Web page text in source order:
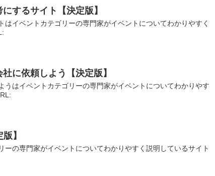
するサイト【決定版】
イベントカテゴリーの専門家がイベントについてわかりやすく
に依頼しよう【決定版】
はイベントカテゴリーの専門家がイベントについてわかりやす
】
の専門家がイベントについてわかりやすく説明しているサイト